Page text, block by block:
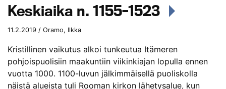
Keskiaika n. 1155–1523
11.2.2019 / Oramo, Ilkka
Kristillinen vaikutus alkoi tunkeutua Itämeren
pohjoispuolisiin maakuntiin viikinkiajan lopulla ennen
vuotta 1000. 1100-luvun jälkimmäisellä puoliskolla
näistä alueista tuli Rooman kirkon lähetysalue, kun